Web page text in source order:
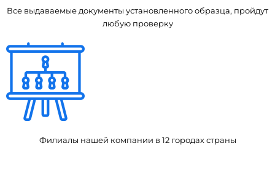
Все выдаваемые документы установленного образца, пройдут
любую проверку
Филиалы нашей компании в 12 городах страны